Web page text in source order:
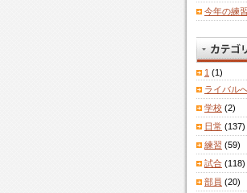
今年の練習
1 (1)
ライバル
学校 (2)
日常 (137)
練習 (59)
試合 (118)
部員 (20)